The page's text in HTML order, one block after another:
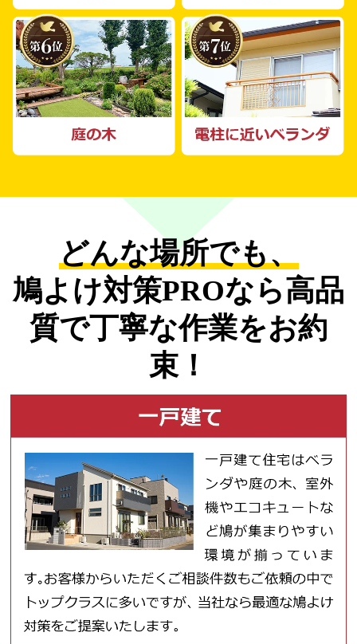
どんな場所でも、
鳩よけ対策PROなら高品
質で丁寧な作業をお約
束！